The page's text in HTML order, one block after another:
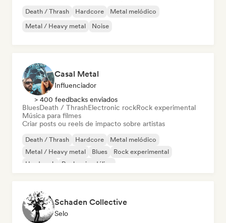
Death / Thrash Hardcore
Metal melódico
Metal / Heavy metal
Noise
Casal Metal
Influenciador
> 400 feedbacks enviados
BluesDeath / ThrashElectronic rockRock experimental
Música para filmes
Criar posts ou reels de impacto sobre artistas
Death / Thrash Hardcore
Metal melódico
Metal / Heavy metal
Blues
Rock experimental
Hard rock
Rock psicodélico
Schaden Collective
Selo